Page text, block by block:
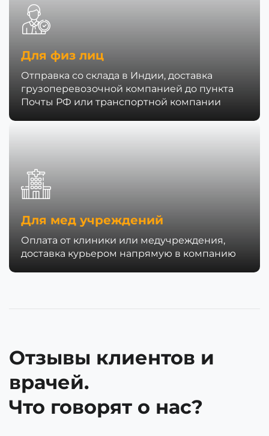
Для физ лиц
Отправка со склада в Индии, доставка
грузоперевозочной компанией до пункта
Почты РФ или транспортной компании
Для мед учреждений
Оплата от клиники или медучреждения,
доставка курьером напрямую в компанию
Отзывы клиентов и
врачей.
Что говорят о нас?